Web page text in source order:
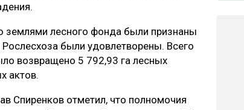
землями лесного фонда были признаны
были удовлетворены. Всего
возвращено 5 792,93 га лесных
актов.
Спиренков отметил, что полномочия